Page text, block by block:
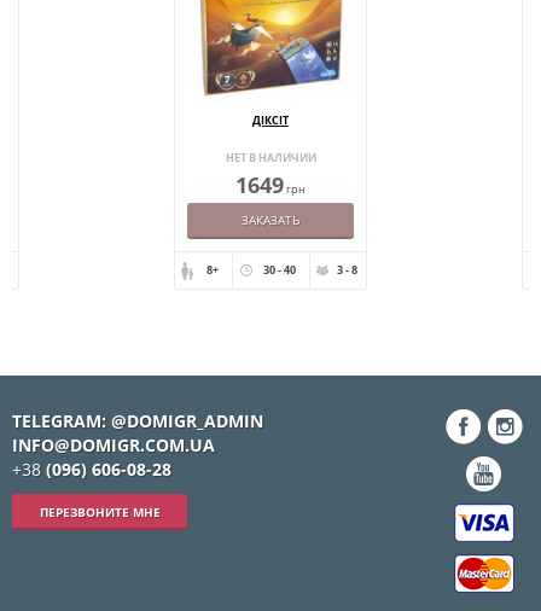
ДІКСІТ
НЕТ В НАЛИЧИИ
1649грн
ЗАКАЗАТЬ
8+ 30 - 40 3 - 8
TELEGRAM: @DOMIGR_ADMIN
INFO@DOMIGR.COM.UA
+38 (096) 606-08-28
ПЕРЕЗВОНИТЕ МНЕ